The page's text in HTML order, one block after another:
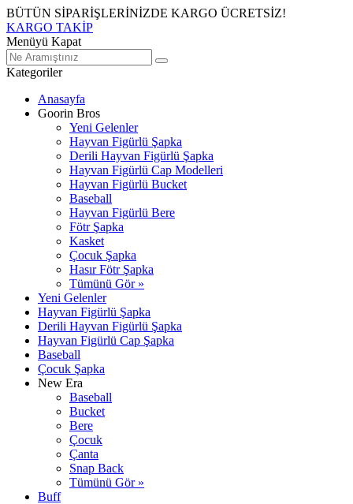
BÜTÜN SİPARİŞLERİNİZDE KARGO ÜCRETSİZ!
KARGO TAKİP
Menüyü Kapat
Kategoriler
Anasayfa
Goorin Bros
Yeni Gelenler
Hayvan Figürlü Şapka
Derili Hayvan Figürlü Şapka
Hayvan Figürlü Cap Modelleri
Hayvan Figürlü Bucket
Baseball
Hayvan Figürlü Bere
Fötr Şapka
Kasket
Çocuk Şapka
Hasır Fötr Şapka
Tümünü Gör »
Yeni Gelenler
Hayvan Figürlü Şapka
Derili Hayvan Figürlü Şapka
Hayvan Figürlü Cap Şapka
Baseball
Çocuk Şapka
New Era
Baseball
Bucket
Bere
Çocuk
Çanta
Snap Back
Tümünü Gör »
Buff